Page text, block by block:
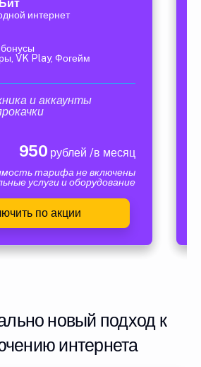
интернет
VK Play, Фогейм
и аккаунты
950 рублей /в месяц
тарифа не включены
услуги и оборудование
по акции
новый подход к
интернета